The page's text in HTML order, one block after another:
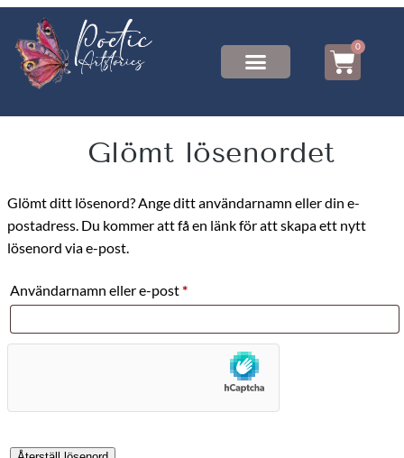
0
Glömt lösenordet
Glömt ditt lösenord? Ange ditt användarnamn eller din e-
postadress. Du kommer att få en länk för att skapa ett nytt
lösenord via e-post.
Användarnamn eller e-post*